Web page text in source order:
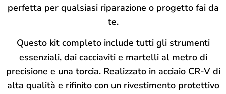
perfetta per qualsiasi riparazione o progetto fai da
te.
Questo kit completo include tutti gli strumenti
essenziali, dai cacciaviti e martelli al metro di
precisione e una torcia. Realizzato in acciaio CR-V di
alta qualità e rifinito con un rivestimento protettivo